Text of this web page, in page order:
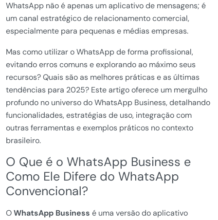
WhatsApp não é apenas um aplicativo de mensagens; é
um canal estratégico de relacionamento comercial,
especialmente para pequenas e médias empresas.
Mas como utilizar o WhatsApp de forma profissional,
evitando erros comuns e explorando ao máximo seus
recursos? Quais são as melhores práticas e as últimas
tendências para 2025? Este artigo oferece um mergulho
profundo no universo do WhatsApp Business, detalhando
funcionalidades, estratégias de uso, integração com
outras ferramentas e exemplos práticos no contexto
brasileiro.
O Que é o WhatsApp Business e
Como Ele Difere do WhatsApp
Convencional?
OWhatsApp Business é uma versão do aplicativo